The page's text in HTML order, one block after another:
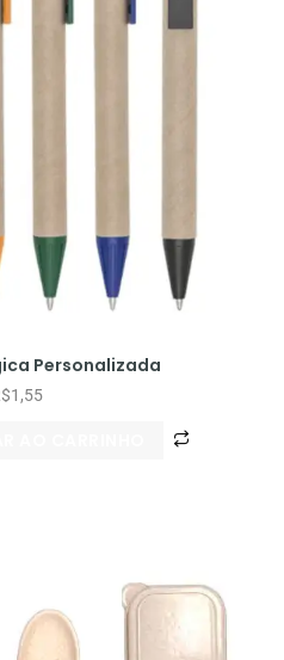
Personalizada
1,55